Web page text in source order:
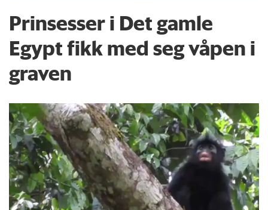
Prinsesser i Det gamle
Egypt fikk med seg våpen i
graven